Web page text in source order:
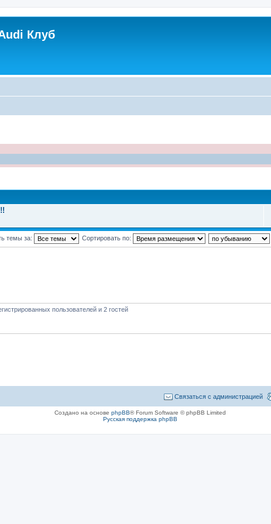
Клуб
темы за: Сортировать по:
пользователей и 2 гостей
Связаться с администрацией
Создано на основе phpBB® Forum Software © phpBB Limited
Русская поддержка phpBB